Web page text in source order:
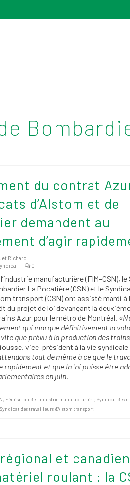
du contrat
d’Alstom et de
demandent au
d’agir
Richard |
| 0
manufacturière (FIM–CSN), le
La Pocatière (CSN) et le
transport (CSN) ont assisté mardi à
du projet de loi devançant la
Azur pour le métro de Montréal.
qui marque définitivement la
que prévu à la production des trains
vice-président à la vie syndicale
tout de même à ce que le
rapidement et que la loi puisse être
en juin.
, Fédération de l'industrie manufacturière, Syndicat des
Syndicat des travailleurs d’Alstom transport
et canadien
roulant : la